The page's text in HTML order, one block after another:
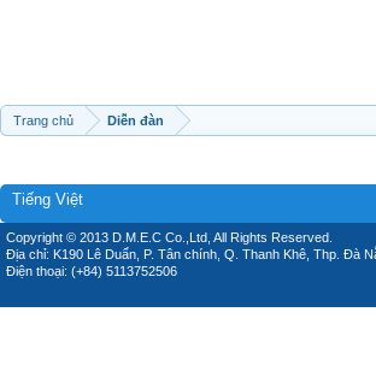
Trang chủ Diễn đàn
Tiếng Việt
Copyright © 2013 D.M.E.C Co.,Ltd, All Rights Reserved.
Địa chỉ: K190 Lê Duẩn, P. Tân chính, Q. Thanh Khê, Thp. Đà
Điện thoại: (+84) 5113752506